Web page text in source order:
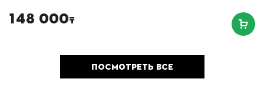
148 000₸
ПОСМОТРЕТЬ ВСЕ